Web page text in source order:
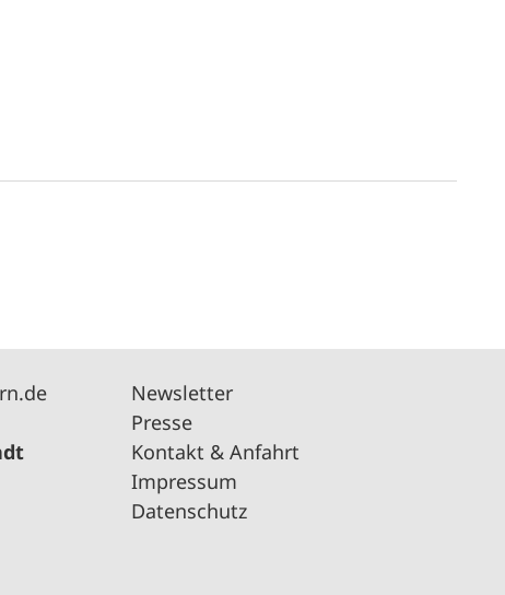
Newsletter
Presse
Kontakt & Anfahrt
Impressum
Datenschutz